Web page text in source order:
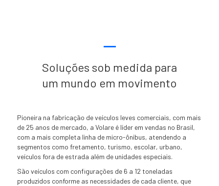
FLY 10
Fly 10
Capacidade máxima de
até 55 passageiros + motorista
Explore
Soluções sob medida para
um mundo em movimento
Pioneira na fabricação de veículos leves comerciais, com mais
de 25 anos de mercado, a Volare é líder em vendas no Brasil,
com a mais completa linha de micro-ônibus, atendendo a
segmentos como fretamento, turismo, escolar, urbano,
veículos fora de estrada além de unidades especiais.
São veículos com configurações de 6 a 12 toneladas
produzidos conforme as necessidades de cada cliente, que